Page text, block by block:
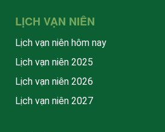
LỊCH VẠN NIÊN
Lịch vạn niên hôm nay
Lịch vạn niên 2025
Lịch vạn niên 2026
Lịch vạn niên 2027